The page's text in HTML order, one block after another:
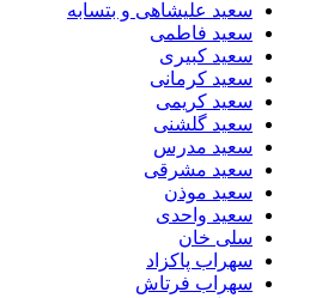
سعید علیشاهی و بتسابه
سعید فاطمی
سعید کبیری
سعید کرمانی
سعید کریمی
سعید گلشنی
سعید مدرس
سعید مشرقی
سعید موذن
سعید واحدی
سلی خان
سهراب پاکزاد
سهراب فرتاش